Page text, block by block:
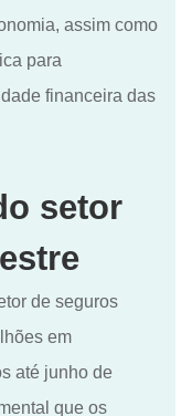
assim como
para
financeira das
setor
de seguros
em
até junho de
que os